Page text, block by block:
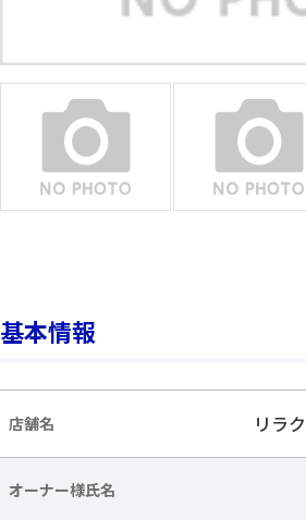
基本情報
店舗名 リラ
オーナー様氏名